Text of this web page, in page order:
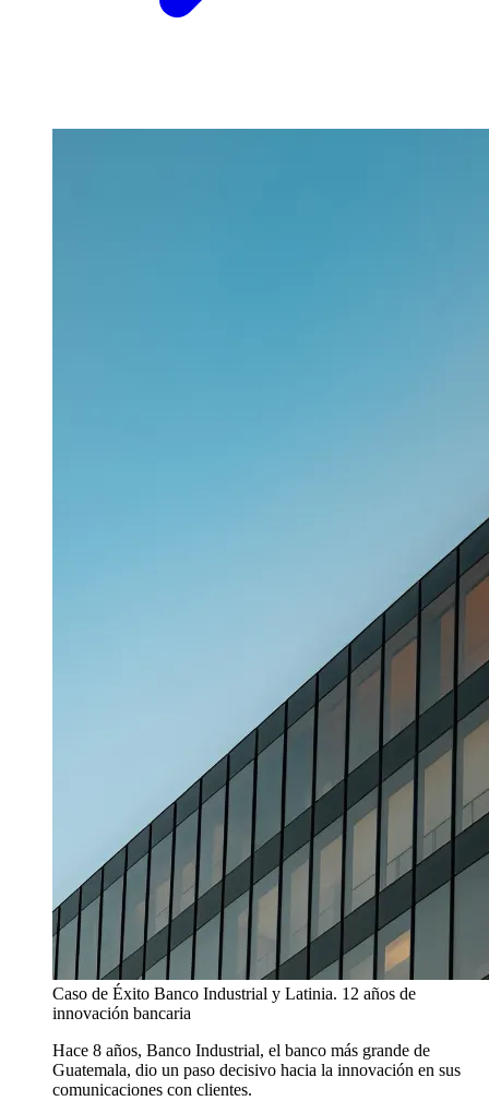
Caso de Éxito Banco Industrial y Latinia. 12 años de
innovación bancaria
Hace 8 años, Banco Industrial, el banco más grande de
Guatemala, dio un paso decisivo hacia la innovación en sus
comunicaciones con clientes.